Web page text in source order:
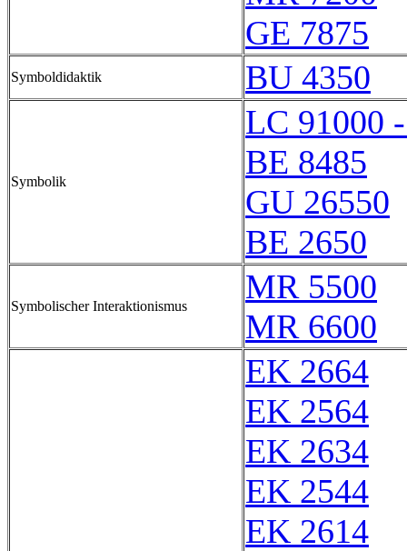
GE 7875
Symboldidaktik BU 4350
Symbolik
LC 91000
BE 8485
GU 26550
BE 2650
Symbolischer Interaktionismus
MR 5500
MR 6600
EK 2664
EK 2564
EK 2634
EK 2544
EK 2614